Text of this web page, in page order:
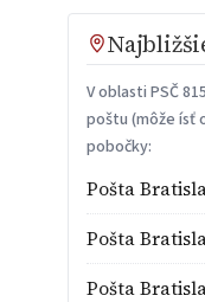
V oblasti PSČ
poštu (môže ísť
pobočky:
Pošta
Pošta
Pošta